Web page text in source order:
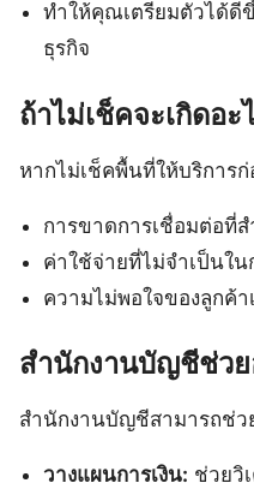
ทำให้คุณเตรียมตัวได้ดี
ธุรกิจ
ถ้าไม่เช็คจะเกิดอะ
หากไม่เช็คพื้นที่ให้บริการ
การขาดการเชื่อมต่อที่
ค่าใช้จ่ายที่ไม่จำเป็นใน
ความไม่พอใจของลูกค้า
สำนักงานบัญชีช่วย
สำนักงานบัญชีสามารถช่ว
วางแผนการเงิน: ช่วยวิ